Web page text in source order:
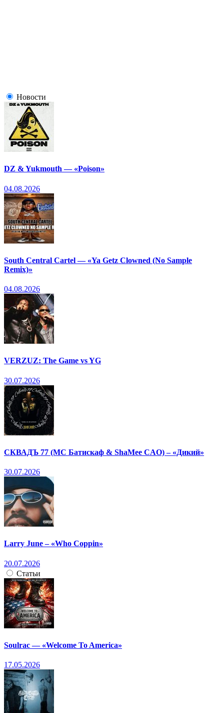
Новости
DZ & Yukmouth — «Poison»
04.08.2026
South Central Cartel — «Ya Getz Clowned (No Sample
Remix)»
04.08.2026
VERZUZ: The Game vs YG
30.07.2026
СКВАДЪ 77 (МС Батискаф & ShaMee CAO) – «Дикий»
30.07.2026
Larry June – «Who Coppin»
20.07.2026
Статьи
Soulrac — «Welcome To America»
17.05.2026